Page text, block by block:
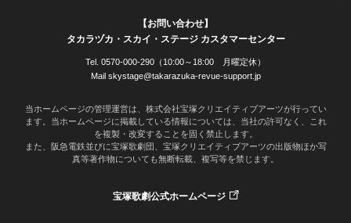
【お問い合わせ】
タカラヅカ・スカイ・ステージ カスタマーセンター
Tel. 0570-000-290（10:00～18:00 月曜定休）
Mail skystage@takarazuka-revue-support.jp
当ホームページの管理運営は、株式会社宝塚クリエイティブアーツが行ってい
ます。当ホームページに掲載している情報については、当社の許可なく、これ
を複製・改変することを固く禁止します。
また、阪急電鉄並びに宝塚歌劇団、宝塚クリエイティブアーツの出版物ほか写
真等著作物についても無断転載、複写等を禁じます。
宝塚歌劇公式ホームページ